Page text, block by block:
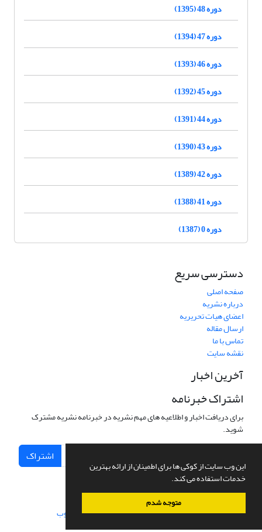
این وب سایت از کوکی ها برای اطمینان از ارائه بهترین
خدمات استفاده می کند.
متوجه شدم
دوره 48 (1395)
دوره 47 (1394)
دوره 46 (1393)
دوره 45 (1392)
دوره 44 (1391)
دوره 43 (1390)
دوره 42 (1389)
دوره 41 (1388)
دوره 0 (1387)
دسترسی سریع
صفحه اصلی
درباره نشریه
اعضای هیات تحریریه
ارسال مقاله
تماس با ما
نقشه سایت
آخرین اخبار
اشتراک خبرنامه
برای دریافت اخبار و اطلاعیه های مهم نشریه در خبرنامه نشریه مشترک
شوید.
اشتراک
سامانه مدیریت نشریات علمی.طراحی و پیاده سازی از سیناوب